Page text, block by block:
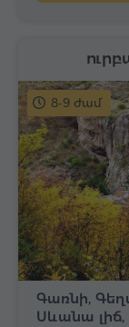
8-9 ժամ
Գառնի,
Սևանա